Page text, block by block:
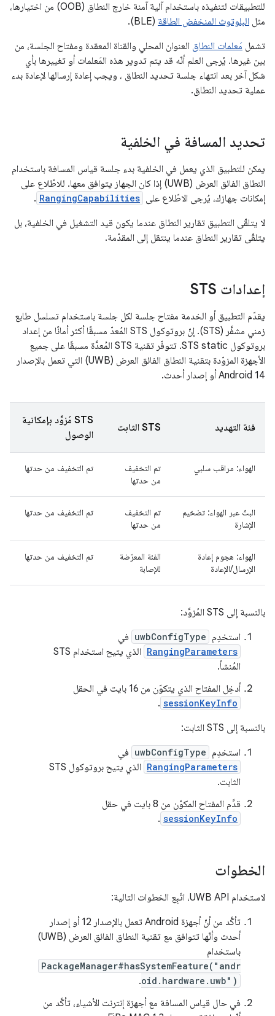
للتطبيقات لتنفيذه باستخدام آلية آمنة خارج النطاق (OOB) من اختيارها،
مثل البلوتوث المنخفض الطاقة (BLE).
تشمل مَعلمات النطاق العنوان المحلي والقناة المعقدة ومفتاح الجلسة، من
بين غيرها. يُرجى العلم أنّه قد يتم تدوير هذه المَعلمات أو تغييرها بأي
شكل آخر بعد انتهاء جلسة تحديد النطاق ، ويجب إعادة إرسالها لإعادة بدء
عملية تحديد النطاق.
تحديد المسافة في الخلفية
يمكن للتطبيق الذي يعمل في الخلفية بدء جلسة قياس المسافة باستخدام
النطاق الفائق العرض (UWB) إذا كان الجهاز يتوافق معها. للاطّلاع على
إمكانات جهازك، يُرجى الاطّلاع على RangingCapabilities
.
لا يتلقّى التطبيق تقارير النطاق عندما يكون قيد التشغيل في الخلفية، بل
يتلقّى تقارير النطاق عندما ينتقل إلى المقدّمة.
إعدادات STS
يقدّم التطبيق أو الخدمة مفتاح جلسة لكل جلسة باستخدام تسلسل طابع
زمني مشفَّر (STS). إنّ بروتوكول STS المُعدّ مسبقًا أكثر أمانًا من إعداد
بروتوكول STS static. تتوفّر تقنية STS المُعدَّة مسبقًا على جميع
الأجهزة المزوّدة بتقنية النطاق الفائق العرض (UWB) التي تعمل بالإصدار
Android 14 أو إصدار أحدث.
فئة التهديد STS الثابت
STS مُزوَّد بإمكانية
الوصول
الهواء: مراقب سلبي
تم التخفيف
من حدتها
تم التخفيف من حدتها
البثّ عبر الهواء: تضخيم
الإشارة
تم التخفيف
من حدتها
تم التخفيف من حدتها
الهواء: هجوم إعادة
الإرسال/الإعادة
الفئة المعرّضة
للإصابة
تم التخفيف من حدتها
بالنسبة إلى STS المُزوَّد:
استخدِم uwbConfigType في
RangingParameters
الذي يتيح استخدام STS
المُنشأ.
أدخِل المفتاح الذي يتكوّن من 16 بايت في الحقل
sessionKeyInfo
.
بالنسبة إلى STS الثابت:
استخدِم uwbConfigType في
RangingParameters
الذي يتيح بروتوكول STS
الثابت.
قدِّم المفتاح المكوّن من 8 بايت في حقل
sessionKeyInfo
.
الخطوات
لاستخدام UWB API، اتّبِع الخطوات التالية:
تأكَّد من أنّ أجهزة Android تعمل بالإصدار 12 أو إصدار
أحدث وأنّها تتوافق مع تقنية النطاق الفائق العرض (UWB)
باستخدام
PackageManager#hasSystemFeature("andr
oid.hardware.uwb")
.
في حال قياس المسافة مع أجهزة إنترنت الأشياء، تأكَّد من